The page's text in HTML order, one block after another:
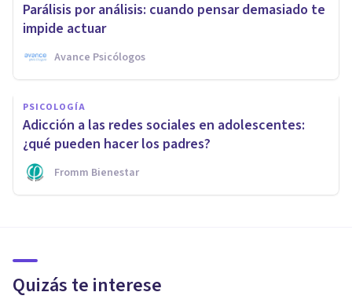
Parálisis por análisis: cuando pensar demasiado te
impide actuar
Avance Psicólogos
PSICOLOGÍA
Adicción a las redes sociales en adolescentes:
¿qué pueden hacer los padres?
Fromm Bienestar
Quizás te interese